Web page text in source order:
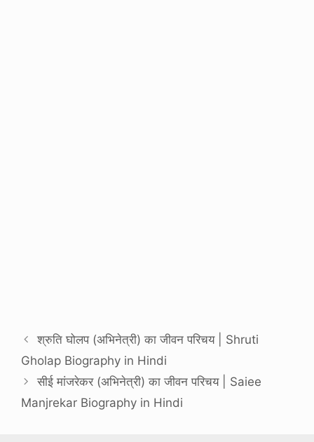
श्रुति घोलप (अभिनेत्री) का जीवन परिचय | Shruti
Gholap Biography in Hindi
सीई मांजरेकर (अभिनेत्री) का जीवन परिचय | Saiee
Manjrekar Biography in Hindi